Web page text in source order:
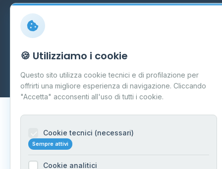
Carpi
P.IVA 03859300364
Dati forniti daMinistero delle Imprese e del Made in Italy
Aggiornamento quotidiano
🍪 Utilizziamo i cookie
Questo sito utilizza cookie tecnici e di profilazione per
offrirti una migliore esperienza di navigazione. Cliccando
"Accetta" acconsenti all'uso di tutti i cookie.
Cookie tecnici (necessari)
Sempre attivi
Cookie analitici